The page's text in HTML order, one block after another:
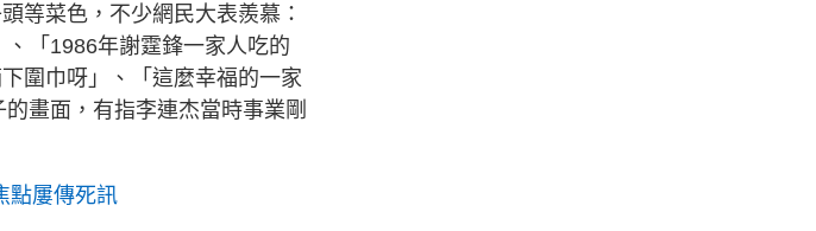
等菜色，不少網民大表羨慕：
「1986年謝霆鋒一家人吃的
圍巾呀」、「​​這麼幸福的一家
畫面，有指李連杰當時事業剛
點屢傳死訊